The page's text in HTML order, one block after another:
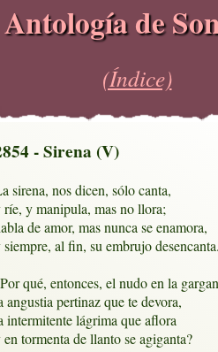
Antología de
(Índice)
- Sirena (V)
sirena, nos dicen, sólo canta,
ríe, y manipula, mas no llora;
de amor, mas nunca se enamora,
siempre, al fin, su embrujo
qué, entonces, el nudo en la
angustia pertinaz que te devora,
intermitente lágrima que aflora
en tormenta de llanto se agiganta?